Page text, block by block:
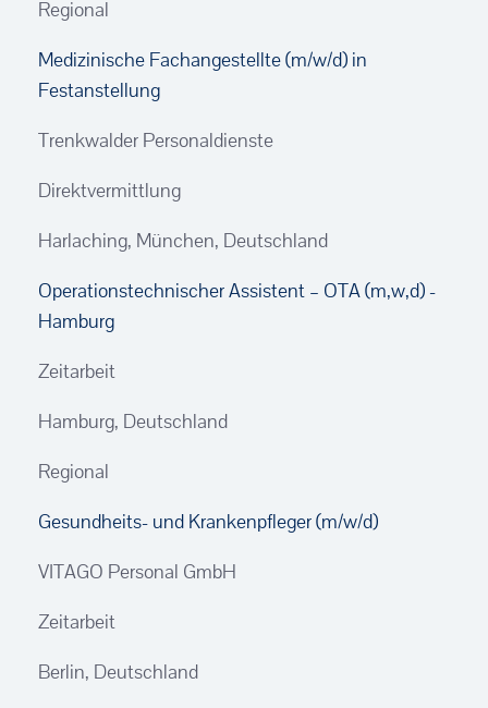
Regional
Medizinische Fachangestellte (m/w/d) in
Festanstellung
Trenkwalder Personaldienste
Direktvermittlung
Harlaching, München, Deutschland
Operationstechnischer Assistent – OTA (m,w,d) -
Hamburg
Zeitarbeit
Hamburg, Deutschland
Regional
Gesundheits- und Krankenpfleger (m/w/d)
VITAGO Personal GmbH
Zeitarbeit
Berlin, Deutschland